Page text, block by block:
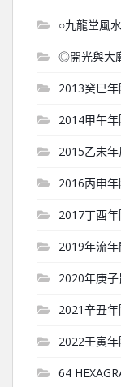
○九龍堂風
◎開光與大
2013癸巳
2014甲午
2015乙未
2016丙申
2017丁酉
2019年流
2020年庚
2021辛丑
2022壬寅
64